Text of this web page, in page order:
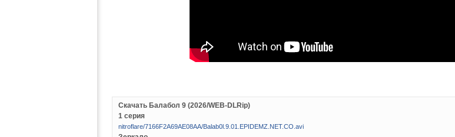
Скачать Балабол 9 (2026/WEB-DLRip)
1 серия
nitroflare/7166F2A69AE08AA/Balab0l.9.01.EPIDEMZ.NET.CO.avi